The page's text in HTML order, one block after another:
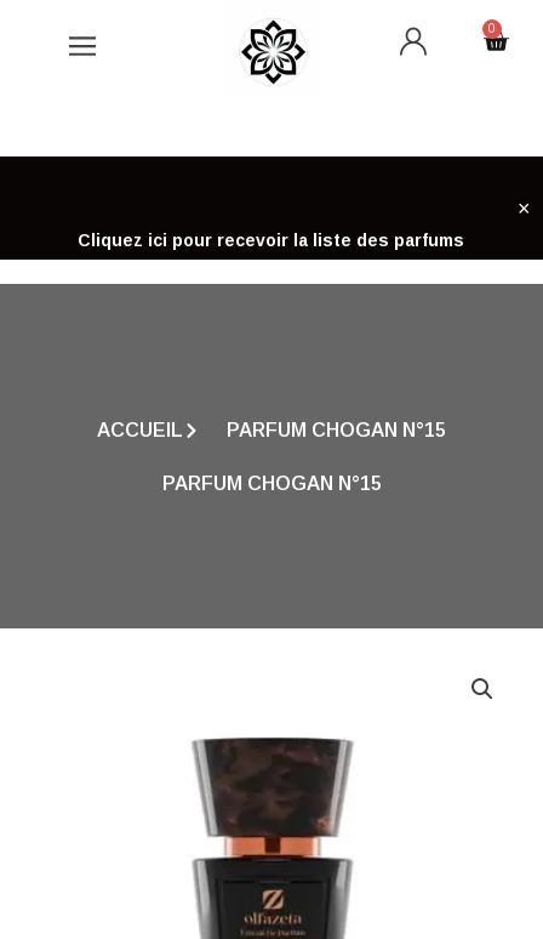
0
Cart
Cliquez ici pour recevoir la liste des parfums
×
ACCUEIL PARFUM CHOGAN N°15
PARFUM CHOGAN N°15